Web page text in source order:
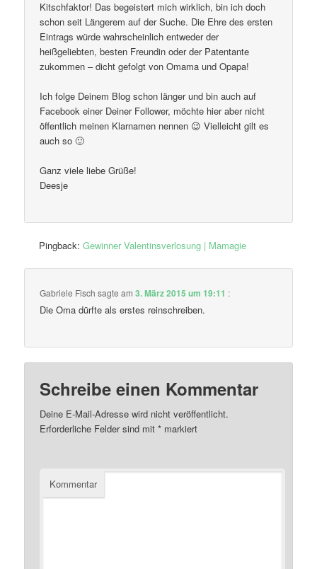
Kitschfaktor! Das begeistert mich wirklich, bin ich doch
schon seit Längerem auf der Suche. Die Ehre des ersten
Eintrags würde wahrscheinlich entweder der
heißgeliebten, besten Freundin oder der Patentante
zukommen – dicht gefolgt von Omama und Opapa!
Ich folge Deinem Blog schon länger und bin auch auf
Facebook einer Deiner Follower, möchte hier aber nicht
öffentlich meinen Klarnamen nennen 😉 Vielleicht gilt es
auch so 🙂
Ganz viele liebe Grüße!
Deesje
Pingback:Gewinner Valentinsverlosung | Mamagie
Gabriele Fisch sagte am3. März 2015 um 19:11 :
Die Oma dürfte als erstes reinschreiben.
Schreibe einen Kommentar
Deine E-Mail-Adresse wird nicht veröffentlicht.
Erforderliche Felder sind mit* markiert
Kommentar